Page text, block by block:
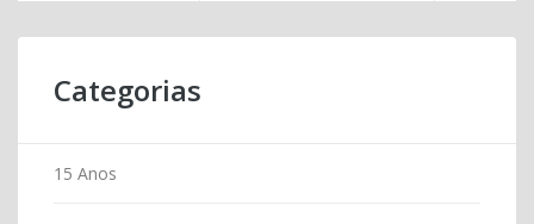
Categorias
15 Anos